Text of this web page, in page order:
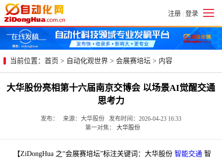
注册 | 登录
当前位置： 首页 > 自动化观世界 > 会展赛培坛 > 内容
大华股份亮相第十六届南京交博会 以场景AI觉醒交通
思考力
发布： 来源：大华股份 发布时间：2026-04-23 16:33
第一对焦： 大华股份
【ZiDongHua 之“会展赛培坛”标注关键词：大华股份智能交通 智